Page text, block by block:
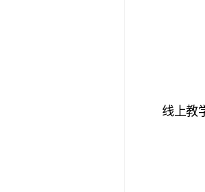
线上教